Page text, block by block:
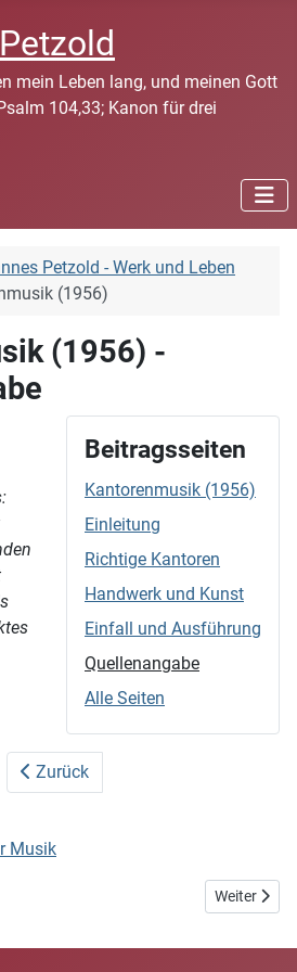
mein Leben lang, und meinen Gott
104,33; Kanon für drei
Petzold - Werk und Leben
(1956)
(1956) -
Beitragsseiten
Kantorenmusik (1956)
Einleitung
Richtige Kantoren
Handwerk und Kunst
Einfall und Ausführung
Quellenangabe
Alle Seiten
Zurück
Musik
für Gemeindesingen (o. J.) Nächster
Weiter